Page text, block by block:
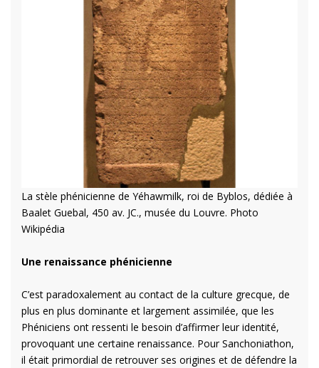
La stèle phénicienne de Yéhawmilk, roi de Byblos, dédiée à
Baalet Guebal, 450 av. JC., musée du Louvre. Photo
Wikipédia
Une renaissance phénicienne
C’est paradoxalement au contact de la culture grecque, de
plus en plus dominante et largement assimilée, que les
Phéniciens ont ressenti le besoin d’affirmer leur identité,
provoquant une certaine renaissance. Pour Sanchoniathon,
il était primordial de retrouver ses origines et de défendre la